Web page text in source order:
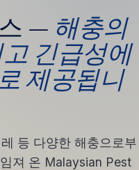
— 해충의
긴급성에
제공됩니
등 다양한 해충으로부
져 온 Malaysian Pest